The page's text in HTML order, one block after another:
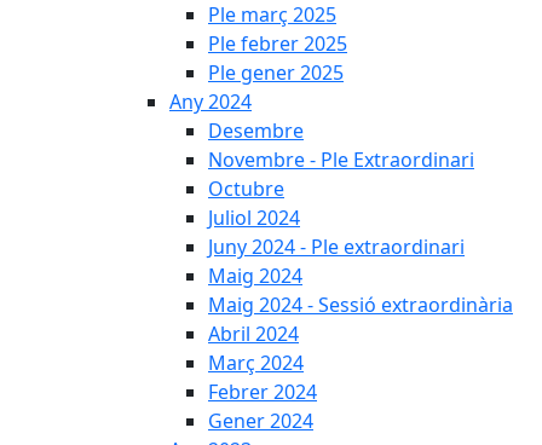
Ple març 2025
Ple febrer 2025
Ple gener 2025
Any 2024
Desembre
Novembre - Ple Extraordinari
Octubre
Juliol 2024
Juny 2024 - Ple extraordinari
Maig 2024
Maig 2024 - Sessió extraordinària
Abril 2024
Març 2024
Febrer 2024
Gener 2024